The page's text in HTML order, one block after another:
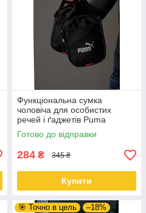
Функціональна сумка
чоловіча для особистих
речей і ґаджетів Puma
Готово до відправки
284 ₴ 345 ₴
Купити
🎯 Точно в цель –18%